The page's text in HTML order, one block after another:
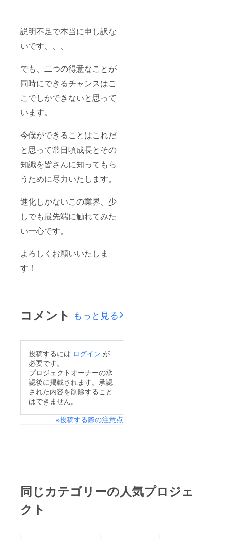
説明不足で本当に申し訳な
いです、、、
でも、二つの得意なことが
同時にできるチャンスはこ
こでしかできないと思って
います。
今僕ができることはこれだ
と思って常日頃成長とその
知識を皆さんに知ってもら
うために尽力いたします。
進化しかないこの業界、少
しでも最先端に触れてみた
い一心です。
よろしくお願いいたしま
す！
コメント もっと見る
投稿するには ログイン が
必要です。
プロジェクトオーナーの承
認後に掲載されます。承認
された内容を削除すること
はできません。
※投稿する際の注意点
同じカテゴリーの人気プロジェ
クト